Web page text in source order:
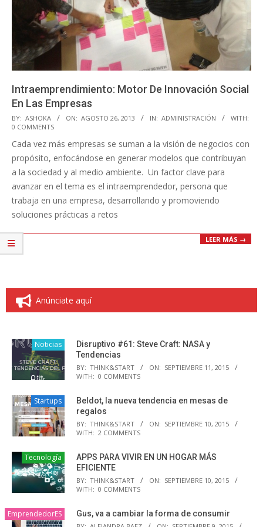
Intraemprendimiento: Motor De Innovación Social
En Las Empresas
2013-
08-
26
BY: ASHOKA ON: AGOSTO 26, 2013 IN: ADMINISTRACIÓN
WITH:
0 COMMENTS
Cada vez más empresas se suman a la visión de negocios con
propósito, enfocándose en generar modelos que contribuyan
a la sociedad y al medio ambiente. Un factor clave para
avanzar en el tema es el intraemprendedor, persona que
trabaja en una empresa, desarrollando y promoviendo
soluciones prácticas a retos
LEER MÁS →
Anúnciate aquí
Noticias
Disruptivo #61: Steve Craft: NASA y
Tendencias
BY: THINK&START ON: SEPTIEMBRE 11, 2015
WITH: 0 COMMENTS
Startups
Beldot, la nueva tendencia en mesas de
regalos
BY: THINK&START ON: SEPTIEMBRE 10, 2015
WITH: 2 COMMENTS
Tecnología
APPS PARA VIVIR EN UN HOGAR MÁS
EFICIENTE
BY: THINK&START ON: SEPTIEMBRE 10, 2015
WITH: 0 COMMENTS
EmprendedorES Gus, va a cambiar la forma de consumir